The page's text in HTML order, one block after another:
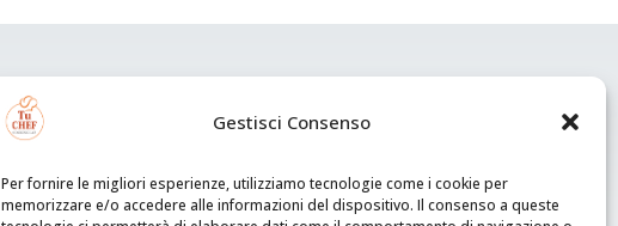
Gestisci Consenso
Per fornire le migliori esperienze, utilizziamo tecnologie come i cookie per
memorizzare e/o accedere alle informazioni del dispositivo. Il consenso a queste